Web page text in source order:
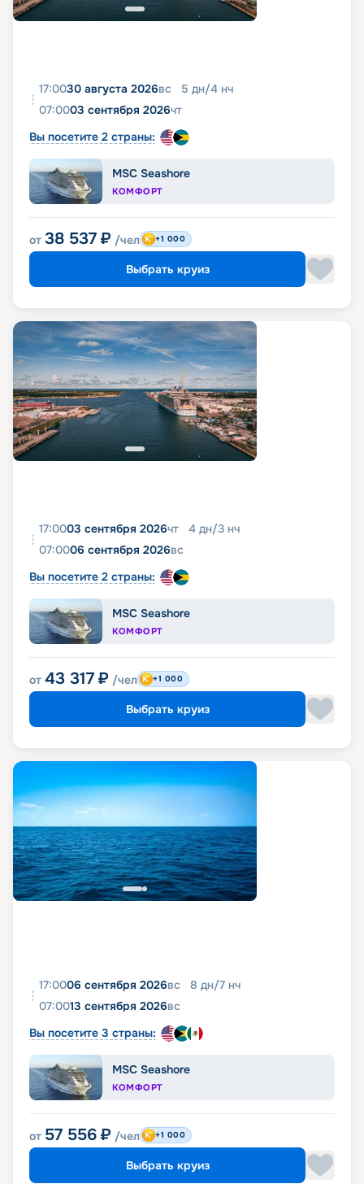
17:0030 августа 2026вс 5 дн/4 нч
07:0003 сентября 2026чт
Вы посетите 2 страны:
MSC Seashore
КОМФОРТ
от 38 537 ₽ /чел +1 000
Выбрать круиз
17:0003 сентября 2026чт 4 дн/3 нч
07:0006 сентября 2026вс
Вы посетите 2 страны:
MSC Seashore
КОМФОРТ
от 43 317 ₽ /чел +1 000
Выбрать круиз
17:0006 сентября 2026вс 8 дн/7 нч
07:0013 сентября 2026вс
Вы посетите 3 страны:
MSC Seashore
КОМФОРТ
от 57 556 ₽ /чел +1 000
Выбрать круиз